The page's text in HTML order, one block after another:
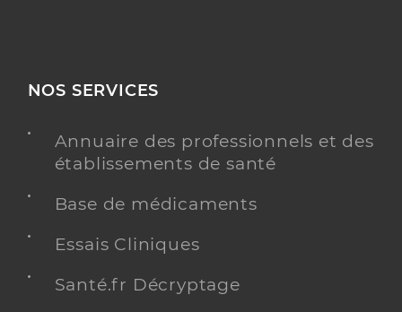
NOS SERVICES
Annuaire des professionnels et des
établissements de santé
Base de médicaments
Essais Cliniques
Santé.fr Décryptage